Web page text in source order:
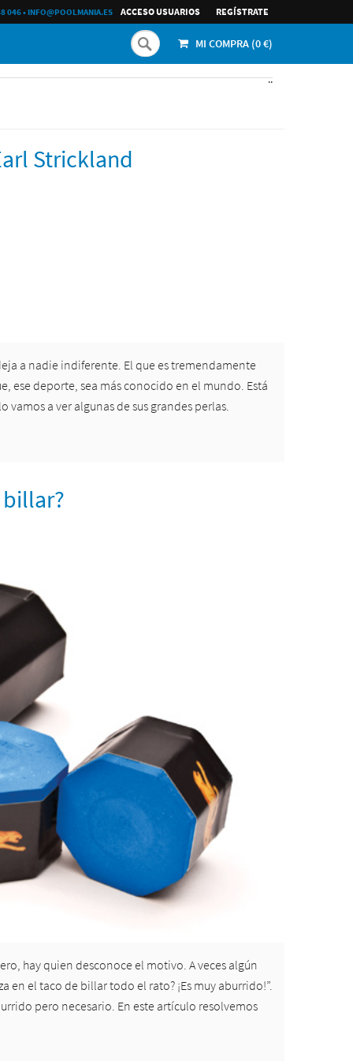
ACCESO USUARIOS REGÍ­STRATE
046•INFO@POOLMANIA.ES
MI COMPRA (0€)
..
Strickland
a nadie indiferente. El que es tremendamente
ese deporte, sea más conocido en el mundo. Está
vamos a ver algunas de sus grandes perlas.
hay quien desconoce el motivo. A veces algún
el taco de billar todo el rato? ¡Es muy aburrido!”.
pero necesario. En este artículo resolvemos